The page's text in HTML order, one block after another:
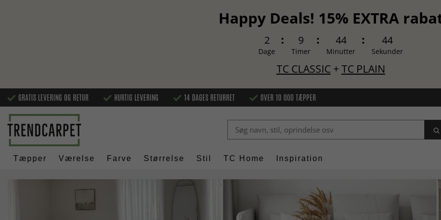
Happy Deals! 15% EXTRA
2
Dage
9
Timer
44
Minutter
42
Sekunder
TC CLASSIC+ TC PLAIN
GRATIS LEVERING OG RETUR HURTIG LEVERING 14 DAGES RETURRET OVER 10 000 TÆPPER
Tæpper Værelse Farve Størrelse Stil TC Home Inspiration